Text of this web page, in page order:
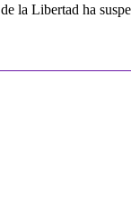
la Libertad ha